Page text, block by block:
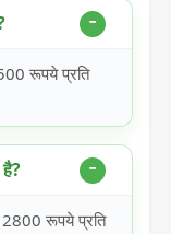
रूपये प्रति
रूपये प्रति